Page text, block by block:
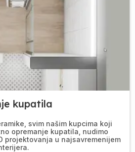
kupatila
svim našim kupcima koji
opremanje kupatila, nudimo
projektovanja u najsavremenijem